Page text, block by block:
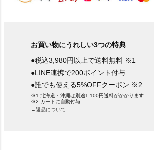
お買い物にうれしい3つの特典
●税込3,980円以上で送料無料 ※1
●LINE連携で200ポイント付与
●誰でも使える5%OFFクーポン ※2
※1.北海道・沖縄は別途1,100円送料がかかります
※2.カートに自動付与
→返品について